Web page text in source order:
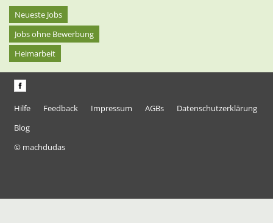
Neueste Jobs
Jobs ohne Bewerbung
Heimarbeit
Hilfe Feedback Impressum AGBs
Datenschutzerklärung
Blog
© machdudas